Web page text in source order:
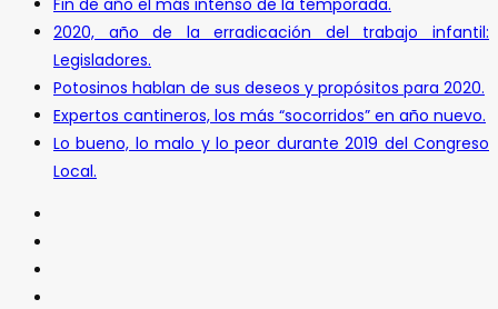
2020, año de la erradicación del trabajo infantil:
Legisladores.
Potosinos hablan de sus deseos y propósitos para 2020.
Expertos cantineros, los más “socorridos” en año nuevo.
Lo bueno, lo malo y lo peor durante 2019 del Congreso
Local.